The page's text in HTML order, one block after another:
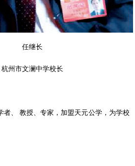
任继长
杭州市文澜中学校长
者、 教授、专家，加盟天元公学，为学校